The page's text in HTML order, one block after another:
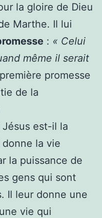
la gloire de Dieu
Marthe. Il lui
: « Celui
même il serait
promesse
de la
Jésus est-il la
donne la vie
la puissance de
gens qui sont
Il leur donne une
vie qui